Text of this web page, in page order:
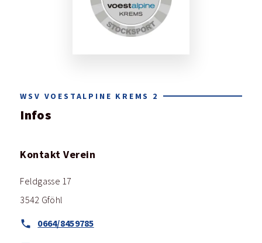
WSV VOESTALPINE KREMS 2
Infos
Kontakt Verein
Feldgasse 17
3542 Gföhl
0664/8459785